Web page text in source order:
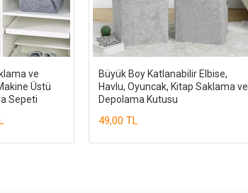
ve
Üstü
Sepeti
Büyük Boy Katlanabilir Elbise,
Havlu, Oyuncak, Kitap Saklama ve
Depolama Kutusu
49,00 TL